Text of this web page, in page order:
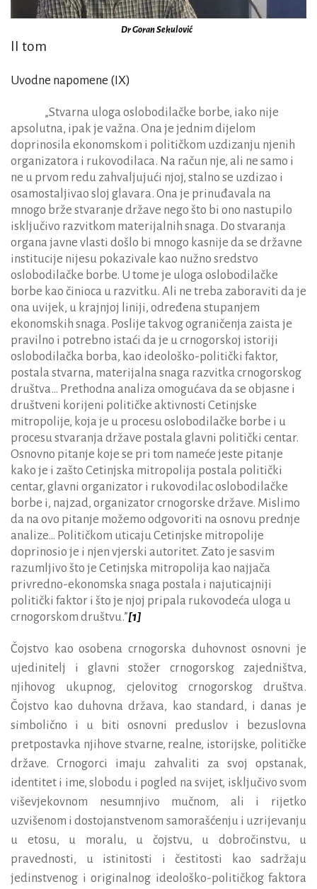
Dr Goran Sekulović
II tom
Uvodne napomene (IX)
„Stvarna uloga oslobodilačke borbe, iako nije
apsolutna, ipak je važna. Ona je jednim dijelom
doprinosila ekonomskom i političkom uzdizanju njenih
organizatora i rukovodilaca. Na račun nje, ali ne samo i
ne u prvom redu zahvaljujući njoj, stalno se uzdizao i
osamostaljivao sloj glavara. Ona je prinuđavala na
mnogo brže stvaranje države nego što bi ono nastupilo
isključivo razvitkom materijalnih snaga. Do stvaranja
organa javne vlasti došlo bi mnogo kasnije da se državne
institucije nijesu pokazivale kao nužno sredstvo
oslobodilačke borbe. U tome je uloga oslobodilačke
borbe kao činioca u razvitku. Ali ne treba zaboraviti da je
ona uvijek, u krajnjoj liniji, određena stupanjem
ekonomskih snaga. Poslije takvog ograničenja zaista je
pravilno i potrebno istaći da je u crnogorskoj istoriji
oslobodilačka borba, kao ideološko-politički faktor,
postala stvarna, materijalna snaga razvitka crnogorskog
društva… Prethodna analiza omogućava da se objasne i
društveni korijeni političke aktivnosti Cetinjske
mitropolije, koja je u procesu oslobodilačke borbe i u
procesu stvaranja države postala glavni politički centar.
Osnovno pitanje koje se pri tom nameće jeste pitanje
kako je i zašto Cetinjska mitropolija postala politički
centar, glavni organizator i rukovodilac oslobodilačke
borbe i, najzad, organizator crnogorske države. Mislimo
da na ovo pitanje možemo odgovoriti na osnovu prednje
analize… Političkom uticaju Cetinjske mitropolije
doprinosio je i njen vjerski autoritet. Zato je sasvim
razumljivo što je Cetinjska mitropolija kao najjača
privredno-ekonomska snaga postala i najuticajniji
politički faktor i što je njoj pripala rukovodeća uloga u
crnogorskom društvu.”[1]
Čojstvo kao osobena crnogorska duhovnost osnovni je
ujedinitelj i glavni stožer crnogorskog zajedništva,
njihovog ukupnog, cjelovitog crnogorskog društva.
Čojstvo kao duhovna država, kao standard, i danas je
simbolično i u biti osnovni preduslov i bezuslovna
pretpostavka njihove stvarne, realne, istorijske, političke
države. Crnogorci imaju zahvaliti za svoj opstanak,
identitet i ime, slobodu i pogled na svijet, isključivo svom
viševjekovnom nesumnjivo mučnom, ali i rijetko
uzvišenom i dostojanstvenom samorašćenju i uzrijevanju
u etosu, u moralu, u čojstvu, u dobročinstvu, u
pravednosti, u istinitosti i čestitosti kao sadržaju
jedinstvenog i originalnog ideološko-političkog faktora